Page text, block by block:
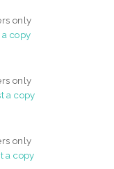
only
a copy
only
a copy
only
a copy